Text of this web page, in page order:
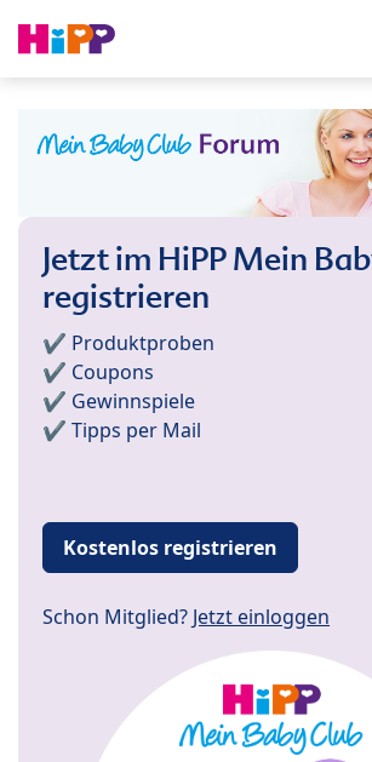
Jetzt im HiPP Mein
registrieren
✔️ Produktproben
✔️ Coupons
✔️ Gewinnspiele
✔️ Tipps per Mail
Kostenlos registrieren
Schon Mitglied? Jetzt einloggen